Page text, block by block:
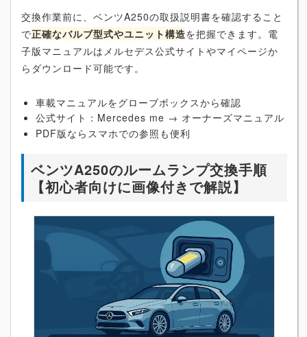
交換作業前に、ベンツA250の取扱説明書を確認すること
で正確なバルブ型式やユニット構造を把握できます。電
子版マニュアルはメルセデス公式サイトやマイページか
らダウンロード可能です。
車載マニュアルをグローブボックスから確認
公式サイト：Mercedes me → オーナーズマニュアル
PDF版ならスマホでの参照も便利
ベンツA250のルームランプ交換手順
【初心者向けに画像付きで解説】